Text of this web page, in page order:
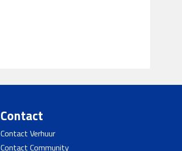
Contact
Contact Verhuur
Contact Community